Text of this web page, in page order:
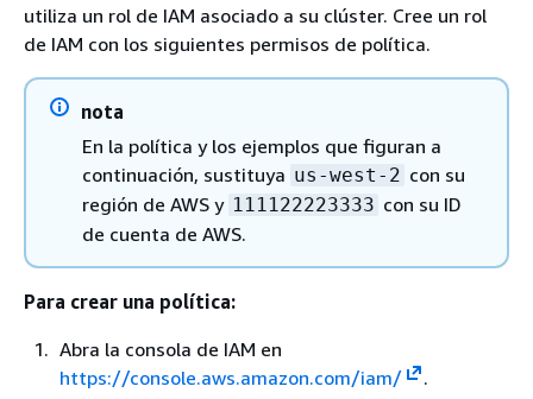
utiliza un rol de IAM asociado a su clúster. Cree un rol
de IAM con los siguientes permisos de política.
nota
En la política y los ejemplos que figuran a
continuación, sustituya us-west-2 con su
región de AWS y 111122223333 con su ID
de cuenta de AWS.
Para crear una política:
Abra la consola de IAM en
https://console.aws.amazon.com/iam/
.